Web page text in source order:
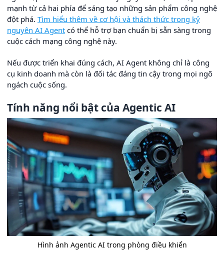
mạnh từ cả hai phía để sáng tạo những sản phẩm công nghệ
đột phá. Tìm hiểu thêm về cơ hội và thách thức trong kỷ
nguyên AI Agent có thể hỗ trợ bạn chuẩn bị sẵn sàng trong
cuộc cách mạng công nghệ này.
Nếu được triển khai đúng cách, AI Agent không chỉ là công
cụ kinh doanh mà còn là đối tác đáng tin cậy trong mọi ngõ
ngách cuộc sống.
Tính năng nổi bật của Agentic AI
Hình ảnh Agentic AI trong phòng điều khiển